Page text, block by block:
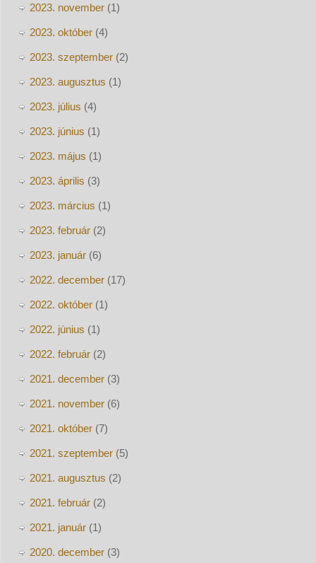
2023. november(1)
2023. október(4)
2023. szeptember(2)
2023. augusztus (1)
2023. július (4)
2023. június (1)
2023. május (1)
2023. április (3)
2023. március (1)
2023. február(2)
2023. január(6)
2022. december(17)
2022. október(1)
2022. június (1)
2022. február(2)
2021. december(3)
2021. november(6)
2021. október(7)
2021. szeptember(5)
2021. augusztus (2)
2021. február(2)
2021. január(1)
2020. december(3)